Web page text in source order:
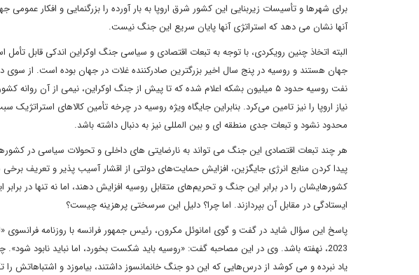
برای شهرها و تأسیسات زیربنایی این کشور شرق اروپا به بار آورده را بزرگنمایی و افکار
آنها نشان می دهد که استراتژی آنها پایان سریع این جنگ نیست.
جهان هستند و روسیه در پنج سال اخیر بزرگترین صادرکننده غلات در جهان بوده است. از سوی
نیاز اروپا را نیز تامین می‌کرد. بنابراین جایگاه ویژه روسیه در چرخه تأمین کالاهای
محدود نشود و تبعات جدی منطقه ای و بین المللی نیز به دنبال داشته باشد.
هر چند تبعات اقتصادی این جنگ می تواند به نارضایتی های داخلی و تحولات سیاسی در
پیدا کردن منابع انرژی جایگزین، افزایش حمایت‌های دولتی از اقشار آسیب پذیر و تعریف
کشورهایشان را در برابر این جنگ و تحریم‌های متقابل روسیه افزایش دهند، اما نه تنها در برابر
ایستادگی در مقابل آن بپردازند. اما چرا؟ دلیل این سرسختی پرهزینه چیست؟
پاسخ این سؤال شاید در گفت و گوی امانوئل مکرون، رئیس جمهور فرانسه با روزنامه فرانسوی
2023، نهفته باشد. وی در این مصاحبه گفت: «روسیه باید شکست بخورد، اما نباید نابود
یاد نبرده و می کوشد از درس‌هایی که این دو جنگ خانمانسوز داشتند، بیاموزد و اشتباهاتش